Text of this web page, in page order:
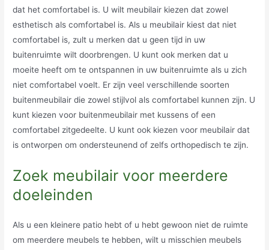
dat het comfortabel is. U wilt meubilair kiezen dat zowel
esthetisch als comfortabel is. Als u meubilair kiest dat niet
comfortabel is, zult u merken dat u geen tijd in uw
buitenruimte wilt doorbrengen. U kunt ook merken dat u
moeite heeft om te ontspannen in uw buitenruimte als u zich
niet comfortabel voelt. Er zijn veel verschillende soorten
buitenmeubilair die zowel stijlvol als comfortabel kunnen zijn. U
kunt kiezen voor buitenmeubilair met kussens of een
comfortabel zitgedeelte. U kunt ook kiezen voor meubilair dat
is ontworpen om ondersteunend of zelfs orthopedisch te zijn.
Zoek meubilair voor meerdere
doeleinden
Als u een kleinere patio hebt of u hebt gewoon niet de ruimte
om meerdere meubels te hebben, wilt u misschien meubels